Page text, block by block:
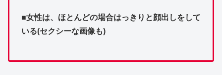
■女性は、ほとんどの場合はっきりと顔出しをして
いる(セクシーな画像も)